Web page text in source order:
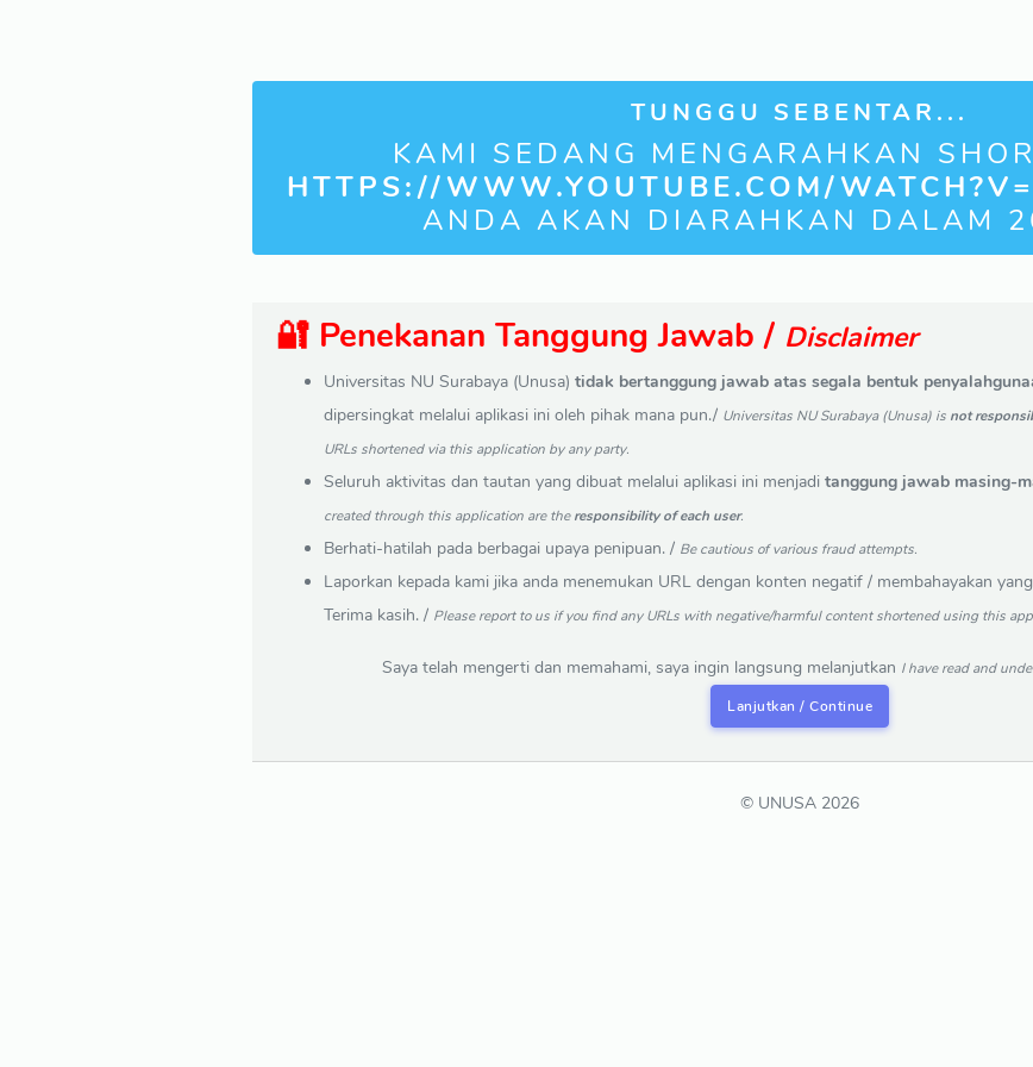
TUNGGU SEBENTAR...
KAMI SEDANG MENGARAHKAN
HTTPS://WWW.YOUTUBE.COM/
ANDA AKAN DIARAHKAN DALAM
🔐 Penekanan Tanggung Jawab / Disclaimer
Universitas NU Surabaya (Unusa) tidak bertanggung jawab atas segala bentuk
dipersingkat melalui aplikasi ini oleh pihak mana pun./ Universitas NU Surabaya (Unusa) is not
URLs shortened via this application by any party.
Seluruh aktivitas dan tautan yang dibuat melalui aplikasi ini menjadi tanggung jawab masing-
created through this application are theresponsibility of each user.
Berhati-hatilah pada berbagai upaya penipuan. / Be cautious of various fraud attempts.
Laporkan kepada kami jika anda menemukan URL dengan konten negatif / membahayakan
Terima kasih. / Please report to us if you find any URLs with negative/harmful content shortened using this
Saya telah mengerti dan memahami, saya ingin langsung melanjutkan I have read and
Lanjutkan / Continue
© UNUSA 2026